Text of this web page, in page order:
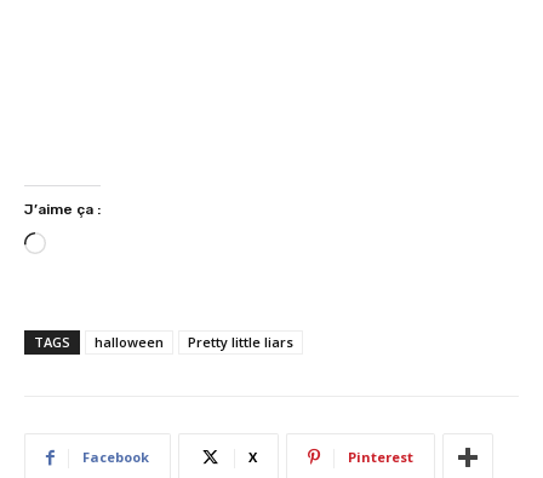
J’aime ça :
C
r
g
n
TAGS halloween Pretty little liars
Facebook X Pinterest